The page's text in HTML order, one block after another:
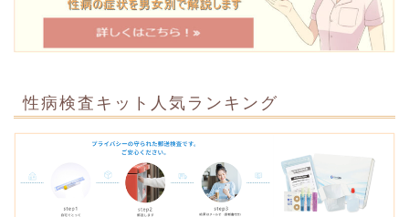
性病検査キット人気ランキング